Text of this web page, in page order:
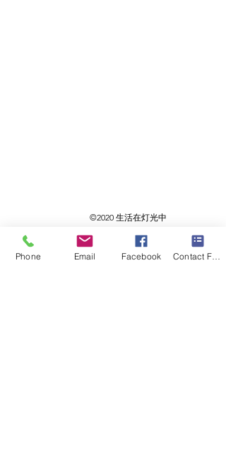
©2020 生活在灯光中
Phone Email Facebook Contact Form